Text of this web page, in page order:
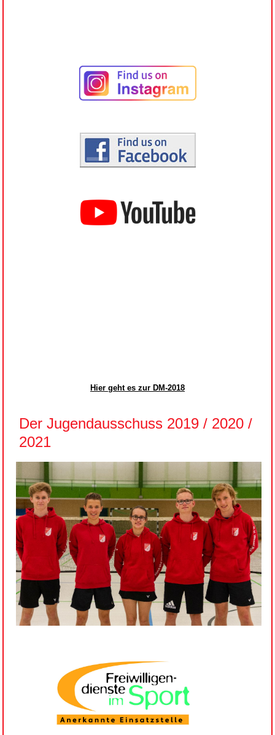
Hier geht es zur DM-2018
Der Jugendausschuss 2019 / 2020 /
2021